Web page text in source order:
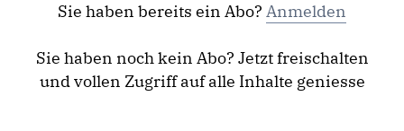
Sie haben bereits ein Abo? Anmelden
Sie haben noch kein Abo? Jetzt freischalten
und vollen Zugriff auf alle Inhalte geniesse